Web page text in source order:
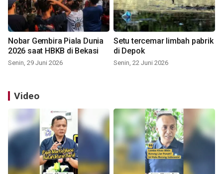
Nobar Gembira Piala Dunia
2026 saat HBKB di Bekasi
Senin, 29 Juni 2026
Setu tercemar limbah pabrik
di Depok
Senin, 22 Juni 2026
Video